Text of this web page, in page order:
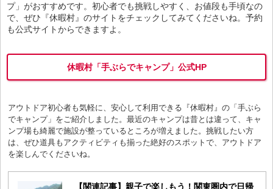
プ」がおすすめです。初心者でも挑戦しやすく、お値段も手頃なの
で、ぜひ『休暇村』のサイトをチェックしてみてくださいね。予約
も公式サイトからできますよ。
休暇村「手ぶらでキャンプ」公式HP
アウトドア初心者も気軽に、安心して利用できる『休暇村』の「手ぶら
でキャンプ」をご紹介しました。最近のキャンプは昔とは違って、キャ
ンプ場も綺麗で施設が整っているところが増えました。挑戦したい方
は、ぜひ道具もアクティビティも揃った絶好のスポットで、アウトドア
を楽しんでくださいね。
【関連記事】親子で楽しもう！関東圏内で日帰